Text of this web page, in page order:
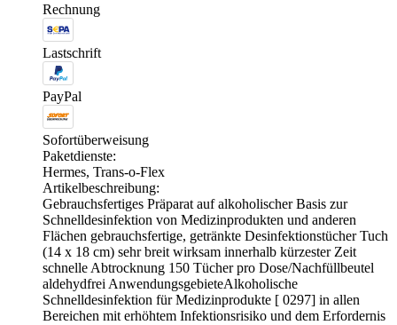
Rechnung
Lastschrift
PayPal
Sofortüberweisung
Paketdienste:
Hermes, Trans-o-Flex
Artikelbeschreibung:
Gebrauchsfertiges Präparat auf alkoholischer Basis zur
Schnelldesinfektion von Medizinprodukten und anderen
Flächen gebrauchsfertige, getränkte Desinfektionstücher Tuch
(14 x 18 cm) sehr breit wirksam innerhalb kürzester Zeit
schnelle Abtrocknung 150 Tücher pro Dose/Nachfüllbeutel
aldehydfrei AnwendungsgebieteAlkoholische
Schnelldesinfektion für Medizinprodukte [ 0297] in allen
Bereichen mit erhöhtem Infektionsrisiko und dem Erfordernis